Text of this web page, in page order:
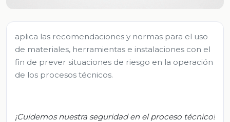
aplica las recomendaciones y normas para el uso
de materiales, herramientas e instalaciones con el
fin de prever situaciones de riesgo en la operación
de los procesos técnicos.
¡Cuidemos nuestra seguridad en el proceso técnico!